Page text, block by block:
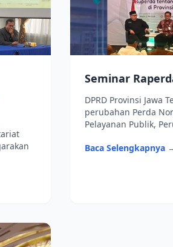
Seminar
DPRD Provinsi Jawa
perubahan Perda
Pelayanan Publik,
Baca Selengkapnya